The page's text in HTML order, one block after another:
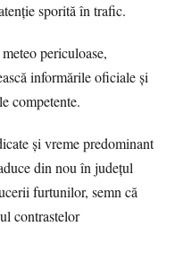
sporită în trafic.
periculoase,
informările oficiale și
competente.
și vreme predominant
din nou în județul
furtunilor, semn că
contrastelor